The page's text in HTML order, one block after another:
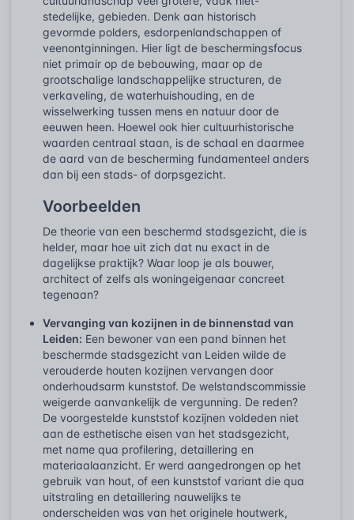
stedelijke, gebieden. Denk aan historisch
gevormde polders, esdorpenlandschappen of
veenontginningen. Hier ligt de beschermingsfocus
niet primair op de bebouwing, maar op de
grootschalige landschappelijke structuren, de
verkaveling, de waterhuishouding, en de
wisselwerking tussen mens en natuur door de
eeuwen heen. Hoewel ook hier cultuurhistorische
waarden centraal staan, is de schaal en daarmee
de aard van de bescherming fundamenteel anders
dan bij een stads- of dorpsgezicht.
Voorbeelden
De theorie van een beschermd stadsgezicht, die is
helder, maar hoe uit zich dat nu exact in de
dagelijkse praktijk? Waar loop je als bouwer,
architect of zelfs als woningeigenaar concreet
tegenaan?
Vervanging van kozijnen in de binnenstad van
Leiden: Een bewoner van een pand binnen het
beschermde stadsgezicht van Leiden wilde de
verouderde houten kozijnen vervangen door
onderhoudsarm kunststof. De welstandscommissie
weigerde aanvankelijk de vergunning. De reden?
De voorgestelde kunststof kozijnen voldeden niet
aan de esthetische eisen van het stadsgezicht,
met name qua profilering, detaillering en
materiaalaanzicht. Er werd aangedrongen op het
gebruik van hout, of een kunststof variant die qua
uitstraling en detaillering nauwelijks te
onderscheiden was van het originele houtwerk,